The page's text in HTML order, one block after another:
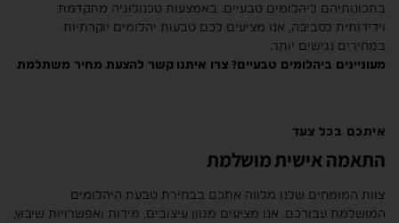
בתכונותיהם ליהלומים טבעיים. באמצעות טכנולוגיה מתקדמת
וידידותית לסביבה, אנו מציעים לכם טבעות יהלומים יוקרתיות
במחירים נגישים יותר.
מעוניינים ביהלומים טבעיים? צרו איתנו קשר להצעת מחיר משתלמת
איתכם בכל צעד
התאמה אישית מושלמת
צוות המומחים שלנו מלווה אתכם בבחירת טבעת היהלומים
המושלמת עבורכם. אנו מציעים מגוון עיצובים, מידות ואפשרויות שיבוץ,